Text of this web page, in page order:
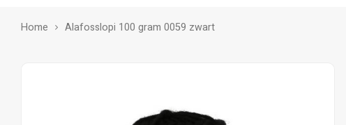
Home Alafosslopi 100 gram 0059 zwart